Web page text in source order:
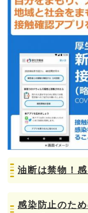
油断は禁物！
感染防止のた